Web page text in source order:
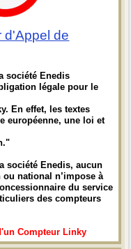
d'Appel de
société Enedis
légale pour le
En effet, les textes
européenne, une loi et
société Enedis, aucun
national n’impose à
du service
des compteurs
Compteur Linky